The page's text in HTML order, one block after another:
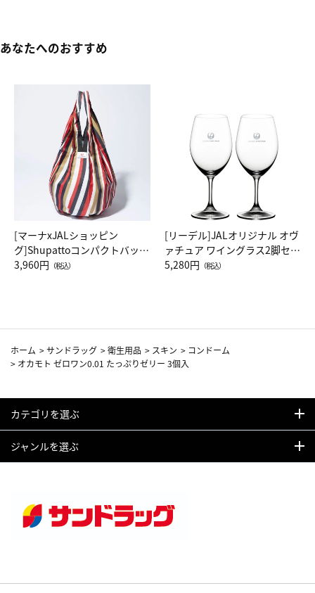
あなたへのおすすめ
[マーナxJALショッピン
グ]Shupattoコンパクトバッグ
Drop JAL客室乗務員（LC）ス
3,960円 （税込）
[リーデル]JALオリジナル オヴ
ァチュア ワイングラス2脚セッ
ト（レッドワイン）
5,280円 （税込）
ホーム >サンドラッグ >衛生用品 > スキン > コンドーム
> オカモト ゼロワン0.01 たっぷりゼリー 3個入
カテゴリを選ぶ
ジャンルを選ぶ